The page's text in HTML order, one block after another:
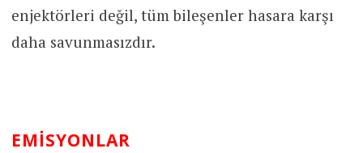
enjektörleri değil, tüm bileşenler hasara karşı
daha savunmasızdır.
EMISYONLAR